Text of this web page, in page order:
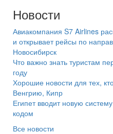
Новости
Авиакомпания S7 Airlines
и открывает рейсы по
Новосибирск
Что важно знать туристам
году
Хорошие новости для тех,
Венгрию, Кипр
Египет вводит новую
кодом
Все новости